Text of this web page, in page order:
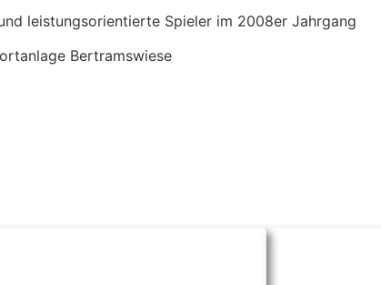
leistungsorientierte Spieler im 2008er Jahrgang
Bertramswiese